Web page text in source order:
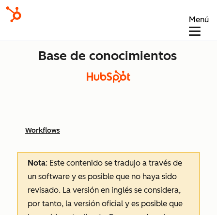
Menú
Base de conocimientos
Workflows
Nota: Este contenido se tradujo a través de
un software y es posible que no haya sido
revisado. La versión en inglés se considera,
por tanto, la versión oficial y es posible que